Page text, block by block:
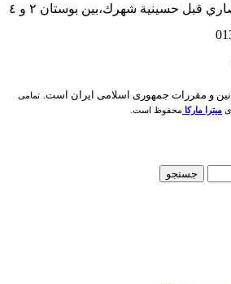
قبل حسينية شهرك،بين بوستان ٢ و ٤
و مقررات جمهوری اسلامی ايران است. تمامی
میترا مارکا محفوظ است.
جستجو